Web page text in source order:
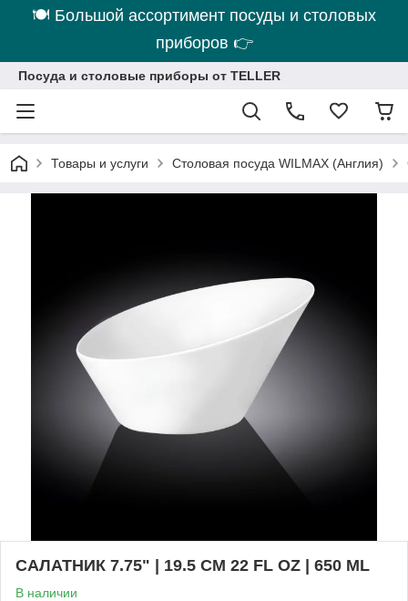
🍽 Большой ассортимент посуды и столовых
приборов 👉
Посуда и столовые приборы от TELLER
Товары и услуги Столовая посуда WILMAX (Англия)
САЛАТНИК 7.75" | 19.5 CM 22 FL OZ | 650 ML
В наличии